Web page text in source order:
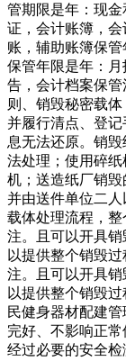
管期限是年：现
证，会计账簿，
账，辅助账簿保
保管年限是年：
告，会计档案保
则、销毁秘密载
并履行清点、登
息无法还原。销
法处理；使用碎
机；送造纸厂销毁
并由送件单位二
载体处理流程，
注。且可以开具
以提供整个销毁
注。且可以开具
以提供整个销毁
民健身器材配建
完好、不影响正
经过必要的安全